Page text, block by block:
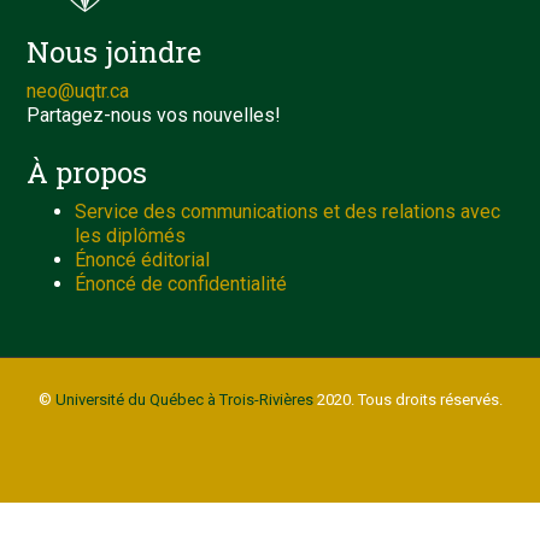
Nous joindre
neo@uqtr.ca
Partagez-nous vos nouvelles!
À propos
Service des communications et des relations avec
les diplômés
Énoncé éditorial
Énoncé de confidentialité
© Université du Québec à Trois-Rivières2020. Tous droits réservés.